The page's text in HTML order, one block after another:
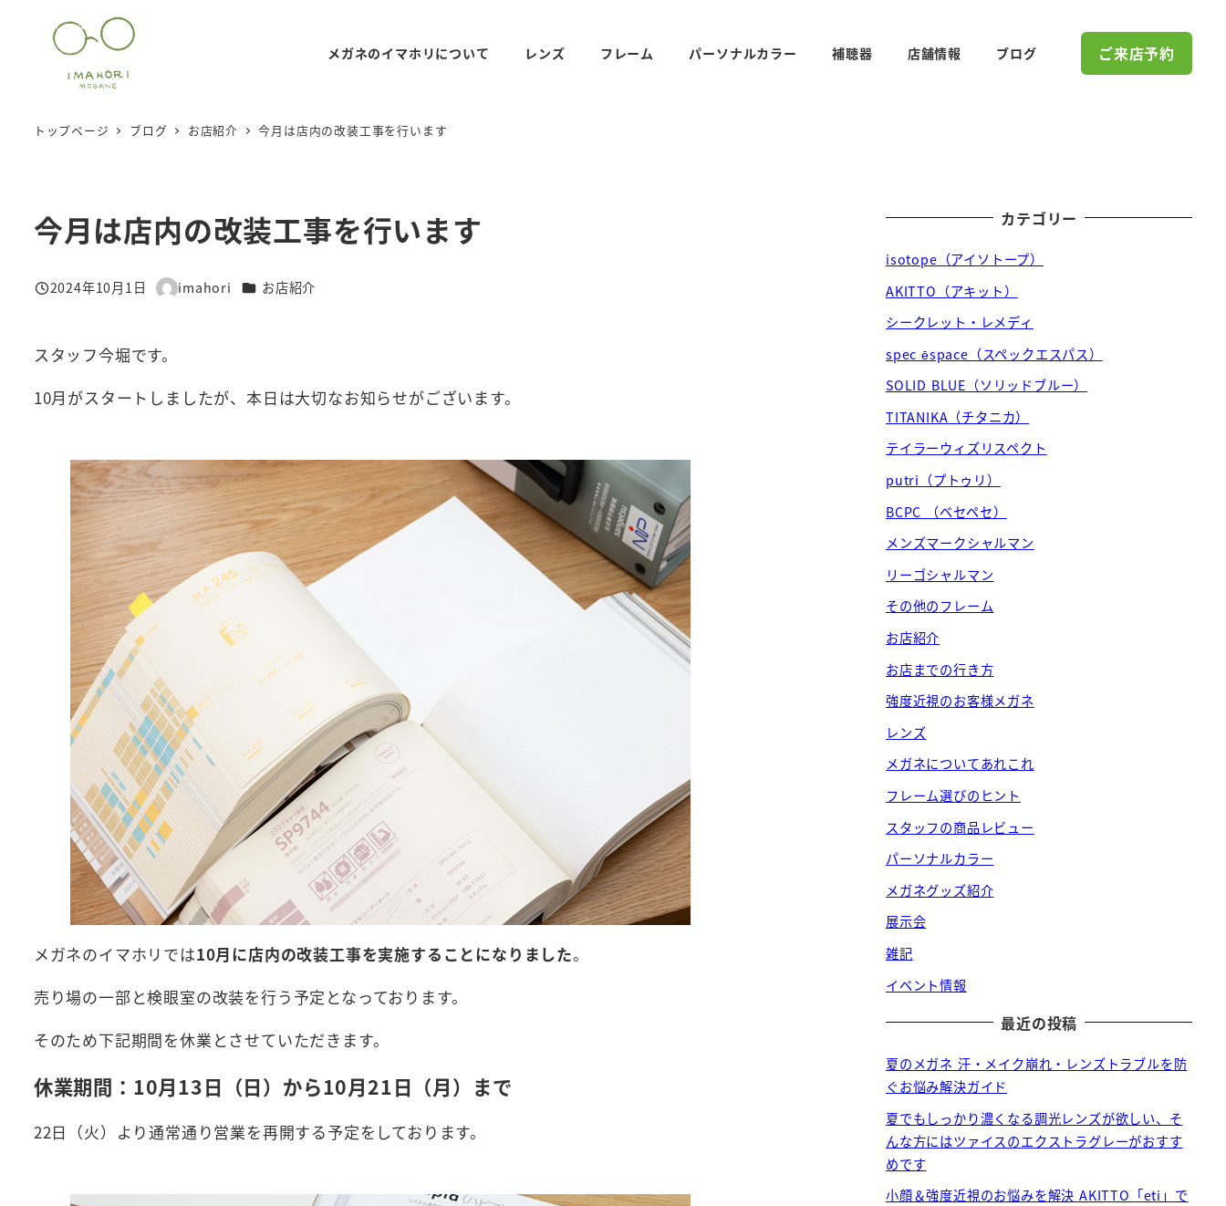
メガネのイマホリについて レンズ フレーム パーソナルカラー 補聴器 店舗情報 ブログ ご来店予約
トップページ ブログ お店紹介 今月は店内の改装工事を行います
今月は店内の改装工事を行います
投稿日
2024年10月1日
著
imahori カテゴリー
お店紹介
スタッフ今堀です。
10月がスタートしましたが、本日は大切なお知らせがございます。
メガネのイマホリでは10月に店内の改装工事を実施することになりました。
売り場の一部と検眼室の改装を行う予定となっております。
そのため下記期間を休業とさせていただきます。
休業期間：10月13日（日）から10月21日（月）まで
22日（火）より通常通り営業を再開する予定をしております。
カテゴリー
isotope（アイソトープ）
AKITTO（アキット）
シークレット・レメディ
spec ēspace（スペックエスパス）
SOLID BLUE（ソリッドブルー）
TITANIKA（チタニカ）
テイラーウィズリスペクト
putri（プトゥリ）
BCPC （ベセペセ）
メンズマークシャルマン
リーゴシャルマン
その他のフレーム
お店紹介
お店までの行き方
強度近視のお客様メガネ
レンズ
メガネについてあれこれ
フレーム選びのヒント
スタッフの商品レビュー
パーソナルカラー
メガネグッズ紹介
展示会
雑記
イベント情報
最近の投稿
夏のメガネ 汗・メイク崩れ・レンズトラブルを防
ぐお悩み解決ガイド
夏でもしっかり濃くなる調光レンズが欲しい、そ
んな方にはツァイスのエクストラグレーがおすす
めです
小顔＆強度近視のお悩みを解決 AKITTO「eti」で